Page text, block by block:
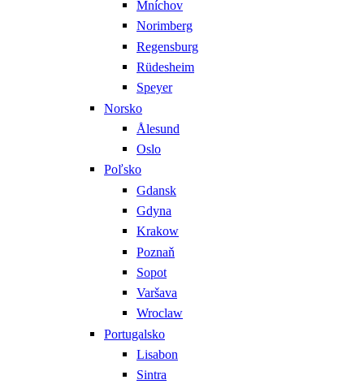
Mníchov
Norimberg
Regensburg
Rüdesheim
Speyer
Norsko
Ålesund
Oslo
Poľsko
Gdansk
Gdyna
Krakow
Poznaň
Sopot
Varšava
Wroclaw
Portugalsko
Lisabon
Sintra